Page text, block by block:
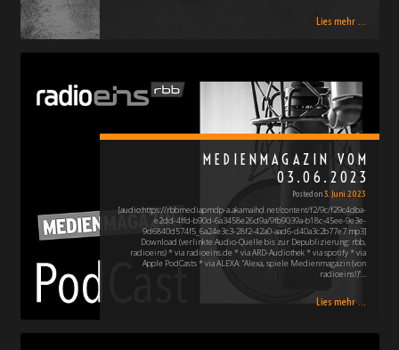
Lies mehr ...
MEDIENMAGAZIN VOM
03.06.2023
Posted on3. Juni 2023
[audio:https://rbbmediapmdp-a.akamaihd.net/content/f2/9c/f29c4dba-
e2dd-4ffd-b90d-6a3458e26d9a/9fb9039a-b18c-45ee-9e3e-
9d6840d574f5_6a24e3c3-28f2-42a0-aad6-d40a3c2b77e7.mp3]
Download (verlinkte Audio-Quelle bis zur Depublizierung: rbb,
radioeins) * via radioeins.de * via ARD-Audiothek * via spotify * via
Apple PodCasts * via ALEXA: "Alexa, spiele Medienmagazin (von
radioeins!)"…
Lies mehr ...